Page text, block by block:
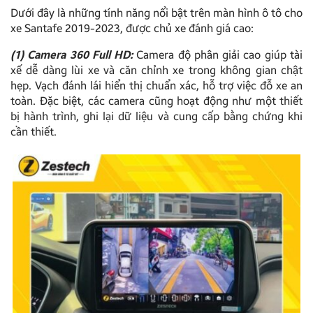
Dưới đây là những tính năng nổi bật trên màn hình ô tô cho
xe Santafe 2019-2023, được chủ xe đánh giá cao:
(1) Camera 360 Full HD:Camera độ phân giải cao giúp tài
xế dễ dàng lùi xe và căn chỉnh xe trong không gian chật
hẹp. Vạch đánh lái hiển thị chuẩn xác, hỗ trợ việc đỗ xe an
toàn. Đặc biệt, các camera cũng hoạt động như một thiết
bị hành trình, ghi lại dữ liệu và cung cấp bằng chứng khi
cần thiết.